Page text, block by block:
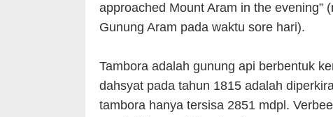
approached Mount Aram in the
Gunung Aram pada waktu sore hari).
Tambora adalah gunung api berbentuk
dahsyat pada tahun 1815 adalah
tambora hanya tersisa 2851 mdpl.